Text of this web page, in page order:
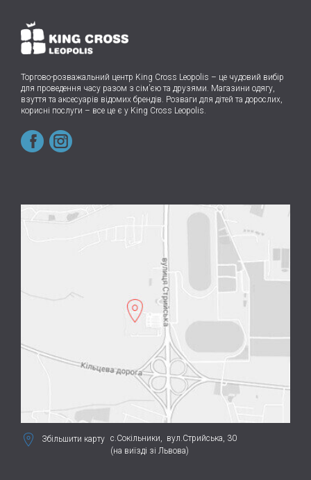
Торгово-розважальний центр King Cross Leopolis – це чудовий вибір
для проведення часу разом з сім’єю та друзями. Магазини одягу,
взуття та аксесуарів відомих брендів. Розваги для дітей та дорослих,
корисні послуги – все це є у King Cross Leopolis.
Збільшити карту с.Сокільники, вул.Стрийська, 30
(на виїзді зі Львова)